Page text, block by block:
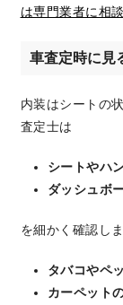
は専門業者に相
車査定時に見
内装はシートの
査定士は
シートやハ
ダッシュボ
を細かく確認しま
タバコやペ
カーペット